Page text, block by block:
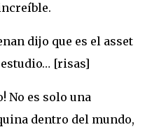
dijo que es el asset
[risas]
No es solo una
dentro del mundo,